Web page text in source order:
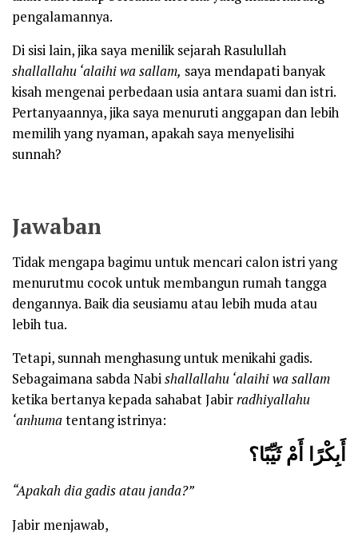
pengalamannya.
Di sisi lain, jika saya menilik sejarah Rasulullah
shallallahu ‘alaihi wa sallam, saya mendapati banyak
kisah mengenai perbedaan usia antara suami dan istri.
Pertanyaannya, jika saya menuruti anggapan dan lebih
memilih yang nyaman, apakah saya menyelisihi
sunnah?
Jawaban
Tidak mengapa bagimu untuk mencari calon istri yang
menurutmu cocok untuk membangun rumah tangga
dengannya. Baik dia seusiamu atau lebih muda atau
lebih tua.
Tetapi, sunnah menghasung untuk menikahi gadis.
Sebagaimana sabda Nabishallallahu ‘alaihi wa sallam
ketika bertanya kepada sahabat Jabirradhiyallahu
‘anhumatentang istrinya:
أَبِكْرًا أَمْ ثَيِّبًا؟
“Apakah diagadisatau janda?”
Jabir menjawab,